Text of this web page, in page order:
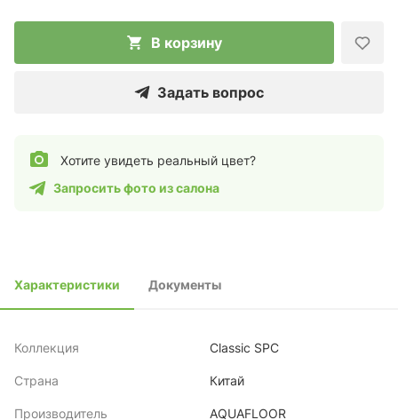
В корзину
Задать вопрос
Хотите увидеть реальный цвет?
Запросить фото из салона
Характеристики Документы
Коллекция Classic SPC
Страна Китай
Производитель AQUAFLOOR